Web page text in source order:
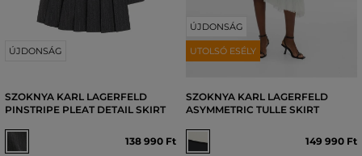
ÚJDONSÁG
SZOKNYA KARL LAGERFELD
PINSTRIPE PLEAT DETAIL SKIRT
138 990 Ft
ÚJDONSÁG
UTOLSÓ ESÉLY
SZOKNYA KARL LAGERFELD
ASYMMETRIC TULLE SKIRT
149 990 Ft